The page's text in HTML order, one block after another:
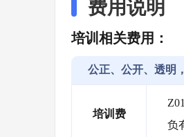
费用说明
培训相关费用：
公正、公开、透明
培训费
负